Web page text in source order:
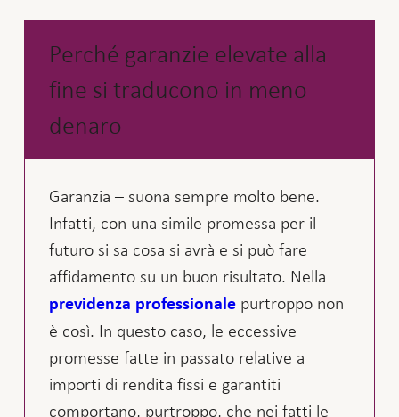
Perché garanzie elevate alla
fine si traducono in meno
denaro
Garanzia – suona sempre molto bene.
Infatti, con una simile promessa per il
futuro si sa cosa si avrà e si può fare
affidamento su un buon risultato. Nella
previdenza professionalepurtroppo non
è così. In questo caso, le eccessive
promesse fatte in passato relative a
importi di rendita fissi e garantiti
comportano, purtroppo, che nei fatti le